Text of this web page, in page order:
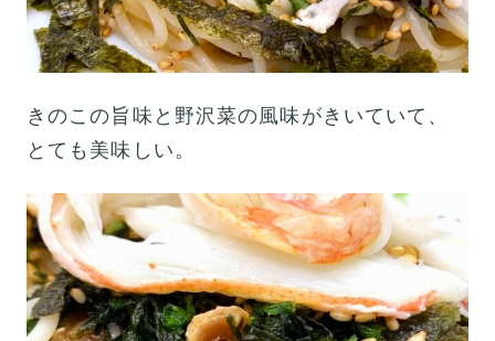
きのこの旨味と野沢菜の風味がきいていて、
とても美味しい。